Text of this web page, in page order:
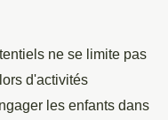
ne se limite pas
d'activités
les enfants dans